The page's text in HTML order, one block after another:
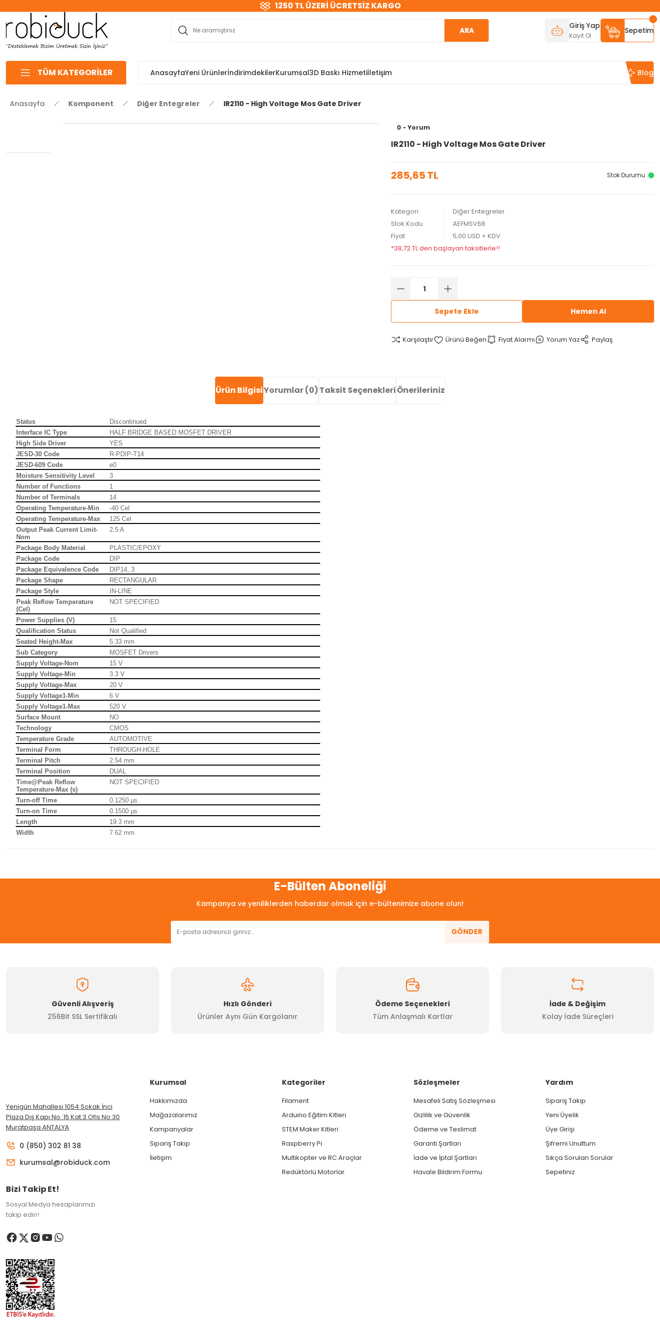
1250 TL ÜZERİ ÜCRETSİZ KARGO
ARA Giriş Yap
Kayıt Ol
Sepetim
TÜM KATEGORİLER AnasayfaYeni ÜrünlerİndirimdekilerKurumsal3D Baskı Hizmetiİletişim Blog
Anasayfa Komponent Diğer Entegreler IR2110 - High Voltage Mos Gate Driver
0 - Yorum
IR2110 - High Voltage Mos Gate Driver
285,65 TL Stok Durumu :
Kategori
Diğer Entegreler
Stok Kodu
AEFMSV68
Fiyat
5,00 USD + KDV
*38,72 TL den başlayan taksitlerle!!
Sepete Ekle Hemen Al
Karşılaştır Fiyat Alarmı Yorum Yaz Paylaş
Ürün BilgisiYorumlar (0)Taksit SeçenekleriÖnerileriniz
Status
Discontinued
Interface IC Type
HALF BRIDGE BASED MOSFET DRIVER
High Side Driver
YES
JESD-30 Code
R-PDIP-T14
JESD-609 Code
e0
Moisture Sensitivity Level
3
Number of Functions
1
Number of Terminals
14
Operating Temperature-Min
-40 Cel
Operating Temperature-Max
125 Cel
Output Peak Current Limit-
Nom
2.5 A
Package Body Material
PLASTIC/EPOXY
Package Code
DIP
Package Equivalence Code
DIP14,.3
Package Shape
RECTANGULAR
Package Style
IN-LINE
Peak Reflow Temperature
(Cel)
NOT SPECIFIED
Power Supplies (V)
15
Qualification Status
Not Qualified
Seated Height-Max
5.33 mm
Sub Category
MOSFET Drivers
Supply Voltage-Nom
15 V
Supply Voltage-Min
3.3 V
Supply Voltage-Max
20 V
Supply Voltage1-Min
6 V
Supply Voltage1-Max
520 V
Surface Mount
NO
Technology
CMOS
Temperature Grade
AUTOMOTIVE
Terminal Form
THROUGH-HOLE
Terminal Pitch
2.54 mm
Terminal Position
DUAL
Time@Peak Reflow
Temperature-Max (s)
NOT SPECIFIED
Turn-off Time
0.1250 µs
Turn-on Time
0.1500 µs
Length
19.3 mm
Width
7.62 mm
Bu ürüne ilk yorumu siz yapın!
Görüş ve önerileriniz için teşekkür ederiz.
E-Bülten Aboneliği
Kampanya ve yeniliklerden haberdar olmak için e-bültenimize abone olun!
GÖNDER
Güvenli Alışveriş
256Bit SSL Sertifikalı
Hızlı Gönderi
Ürünler Aynı Gün Kargolanır
Ödeme Seçenekleri
Tüm Anlaşmalı Kartlar
İade & Değişim
Kolay İade Süreçleri
Yenigün Mahallesi 1054 Sokak İnci
Plaza Dış Kapı No :15 Kat:3 Ofis No:30
Muratpaşa ANTALYA
0 (850) 302 81 38
kurumsal@robiduck.com
Bizi Takip Et!
Sosyal Medya hesaplarımızı
takip edin!
Kurumsal
Hakkımızda
Mağazalarımız
Kampanyalar
Sipariş Takip
İletişim
Kategoriler
Filament
Arduino Eğitim Kitleri
STEM Maker Kitleri
Raspberry Pi
Multikopter ve RC Araçlar
Redüktörlü Motorlar
Sözleşmeler
Mesafeli Satış Sözleşmesi
Gizlilik ve Güvenlik
Ödeme ve Teslimat
Garanti Şartları
İade ve İptal Şartları
Havale Bildirim Formu
Yardım
Sipariş Takip
Yeni Üyelik
Üye Girişi
Şifremi Unuttum
Sıkça Sorulan Sorular
Sepetiniz